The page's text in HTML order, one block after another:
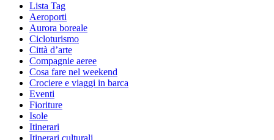
Lista Tag
Aeroporti
Aurora boreale
Cicloturismo
Città d’arte
Compagnie aeree
Cosa fare nel weekend
Crociere e viaggi in barca
Eventi
Fioriture
Isole
Itinerari
Itinerari culturali